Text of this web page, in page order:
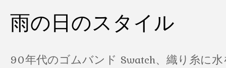
雨の日のスタイル
90年代のゴムバンド Swatch、織り糸に